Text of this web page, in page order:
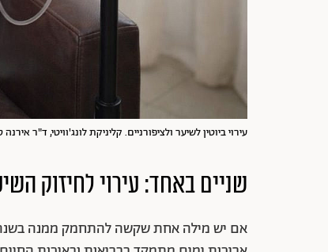
עירוי ביוטין לשיער ולציפורניים. קליניקת לונג'וויטי, ד"ר
שניים באחד: עירוי לחיזוק
אם יש מילה אחת שקשה להתחמק ממנה בשנה